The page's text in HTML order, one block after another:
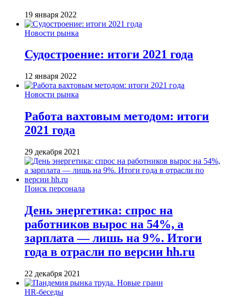
19 января 2022
Новости рынка
Судостроение: итоги 2021 года
12 января 2022
Новости рынка
Работа вахтовым методом: итоги
2021 года
29 декабря 2021
Поиск персонала
День энергетика: спрос на
работников вырос на 54%, а
зарплата — лишь на 9%. Итоги
года в отрасли по версии hh.ru
22 декабря 2021
HR-беседы